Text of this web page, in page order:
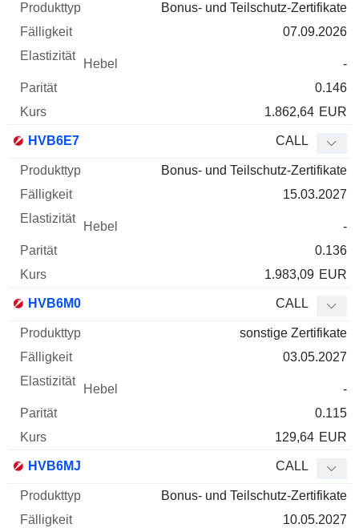
Bonus- und Teilschutz-Zertifikate
07.09.2026
-
0.146
1.862,64 EUR
HVB6E7 CALL
Bonus- und Teilschutz-Zertifikate
15.03.2027
-
0.136
1.983,09 EUR
HVB6M0 CALL
sonstige Zertifikate
03.05.2027
-
0.115
129,64 EUR
HVB6MJ CALL
Bonus- und Teilschutz-Zertifikate
10.05.2027